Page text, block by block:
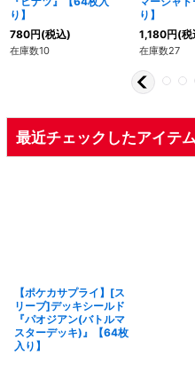
り】
780円(税込)
在庫数10
り】
1,180円(税
在庫数27
最近チェックしたアイテム
【ポケカサプライ】[ス
リーブ]デッキシールド
『パオジアン(バトルマ
スターデッキ)』【64枚
入り】